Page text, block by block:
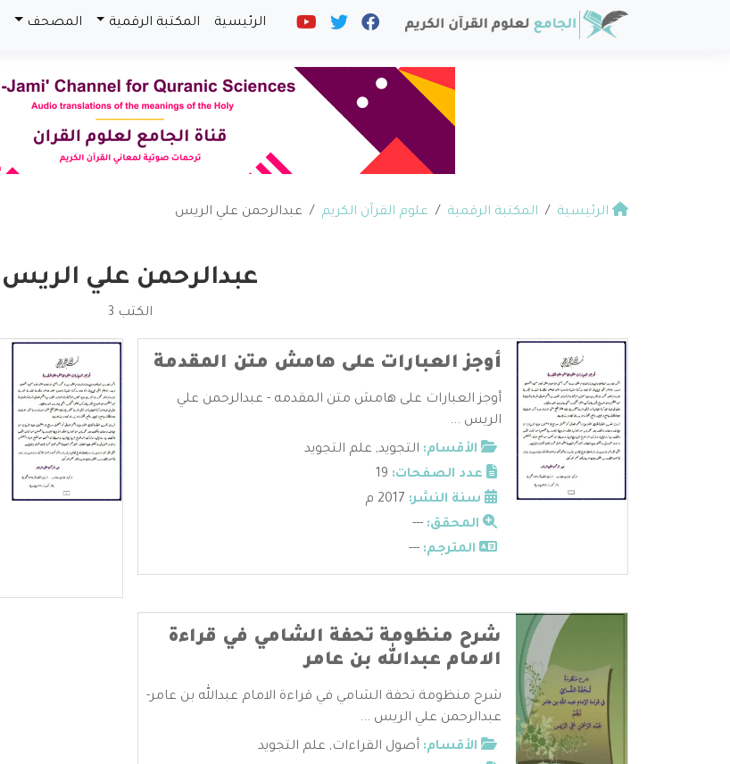
الرئيسية المكتبة الرقمية المصحف
الرئيسية المكتبة الرقمية علوم القرآن الكريم عبدالرحمن علي الريس
عبدالرحمن علي الريس
الكتب 3
أوجز العبارات على هامش متن المقدمة
أوجز العبارات على هامش متن المقدمه - عبدالرحمن علي
الريس ...
الأقسام: التجويد, علم التجويد
عدد الصفحات:
سنة النشر:
المحقق: ---
المترجم: ---
شرح منظومة تحفة الشامي في قراءة
الامام عبدالله بن عامر
شرح منظومة تحفة الشامي في قراءة الامام عبدالله بن عامر-
عبدالرحمن علي الريس ...
الأقسام: أصول القراءات, علم التجويد